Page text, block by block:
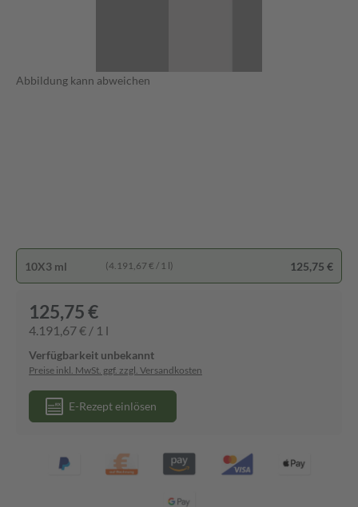
Abbildung kann abweichen
10X3 ml (4.191,67 € / 1 l) 125,75 €
125,75 €
4.191,67 € / 1 l
Verfügbarkeit unbekannt
Preise inkl. MwSt. ggf. zzgl. Versandkosten
E-Rezept einlösen